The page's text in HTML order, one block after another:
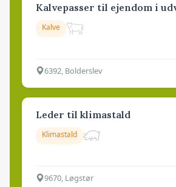
Kalvepasser til ejendom i
Kalve
6392, Bolderslev
Leder til klimastald
Klimastald
9670, Løgstør